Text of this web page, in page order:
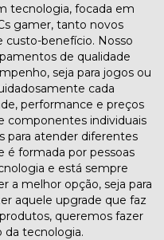
tecnologia, focada em
gamer, tanto novos
benefício. Nosso
de qualidade
seja para jogos ou
cada
performance e preços
componentes individuais
para atender diferentes
é formada por pessoas
e está sempre
a melhor opção, seja para
aquele upgrade que faz
queremos fazer
da tecnologia.